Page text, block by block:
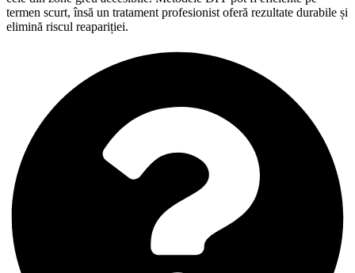
termen scurt, însă un tratament profesionist oferă rezultate durabile și
elimină riscul reapariției.